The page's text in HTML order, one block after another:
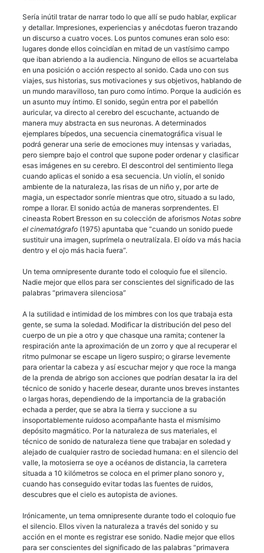
Sería inútil tratar de narrar todo lo que allí se pudo hablar, explicar
y detallar. Impresiones, experiencias y anécdotas fueron trazando
un discurso a cuatro voces. Los puntos comunes eran solo eso:
lugares donde ellos coincidían en mitad de un vastísimo campo
que iban abriendo a la audiencia. Ninguno de ellos se acuartelaba
en una posición o acción respecto al sonido. Cada uno con sus
viajes, sus historias, sus motivaciones y sus objetivos, hablando de
un mundo maravilloso, tan puro como íntimo. Porque la audición es
un asunto muy íntimo. El sonido, según entra por el pabellón
auricular, va directo al cerebro del escuchante, actuando de
manera muy abstracta en sus neuronas. A determinados
ejemplares bípedos, una secuencia cinematográfica visual le
podrá generar una serie de emociones muy intensas y variadas,
pero siempre bajo el control que supone poder ordenar y clasificar
esas imágenes en su cerebro. El descontrol del sentimiento llega
cuando aplicas el sonido a esa secuencia. Un violín, el sonido
ambiente de la naturaleza, las risas de un niño y, por arte de
magia, un espectador sonríe mientras que otro, situado a su lado,
rompe a llorar. El sonido actúa de maneras sorprendentes. El
cineasta Robert Bresson en su colección de aforismos Notas sobre
el cinematógrafo (1975) apuntaba que “cuando un sonido puede
sustituir una imagen, suprímela o neutralízala. El oído va más hacia
dentro y el ojo más hacia fuera”.
Un tema omnipresente durante todo el coloquio fue el silencio.
Nadie mejor que ellos para ser conscientes del significado de las
palabras “primavera silenciosa”
A la sutilidad e intimidad de los mimbres con los que trabaja esta
gente, se suma la soledad. Modificar la distribución del peso del
cuerpo de un pie a otro y que chasque una ramita; contener la
respiración ante la aproximación de un zorro y que al recuperar el
ritmo pulmonar se escape un ligero suspiro; o girarse levemente
para orientar la cabeza y así escuchar mejor y que roce la manga
de la prenda de abrigo son acciones que podrían desatar la ira del
técnico de sonido y hacerle desear, durante unos breves instantes
o largas horas, dependiendo de la importancia de la grabación
echada a perder, que se abra la tierra y succione a su
insoportablemente ruidoso acompañante hasta el mismísimo
depósito magmático. Por la naturaleza de sus materiales, el
técnico de sonido de naturaleza tiene que trabajar en soledad y
alejado de cualquier rastro de sociedad humana: en el silencio del
valle, la motosierra se oye a océanos de distancia, la carretera
situada a 10 kilómetros se coloca en el primer plano sonoro y,
cuando has conseguido evitar todas las fuentes de ruidos,
descubres que el cielo es autopista de aviones.
Irónicamente, un tema omnipresente durante todo el coloquio fue
el silencio. Ellos viven la naturaleza a través del sonido y su
acción en el monte es registrar ese sonido. Nadie mejor que ellos
para ser conscientes del significado de las palabras “primavera